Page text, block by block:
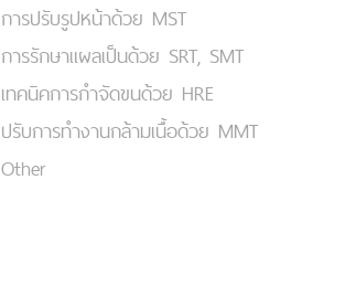
การปรับรูปหน้าด้วย MST
การรักษาแผลเป็นด้วย SRT, SMT
เทคนิคการกำจัดขนด้วย HRE
ปรับการทำงานกล้ามเนื้อด้วย MMT
Other